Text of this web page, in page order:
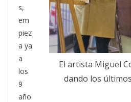
El artista Miguel
dando los
s,
em
piez
a ya
a
los
9
año